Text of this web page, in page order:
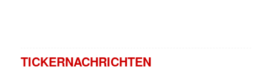
TICKERNACHRICHTEN